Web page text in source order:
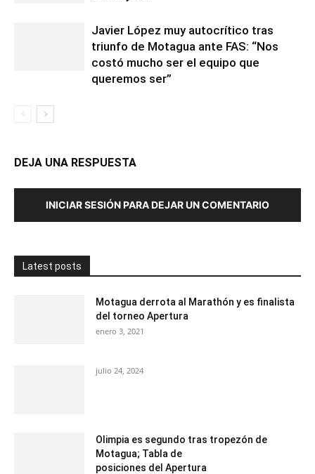
Javier López muy autocrítico tras
triunfo de Motagua ante FAS: “Nos
costó mucho ser el equipo que
queremos ser”
DEJA UNA RESPUESTA
INICIAR SESIÓN PARA DEJAR UN COMENTARIO
Latest posts
Motagua derrota al Marathón y es finalista
del torneo Apertura
enero 3, 2021
julio 24, 2024
Olimpia es segundo tras tropezón de
Motagua; Tabla de
posiciones del Apertura